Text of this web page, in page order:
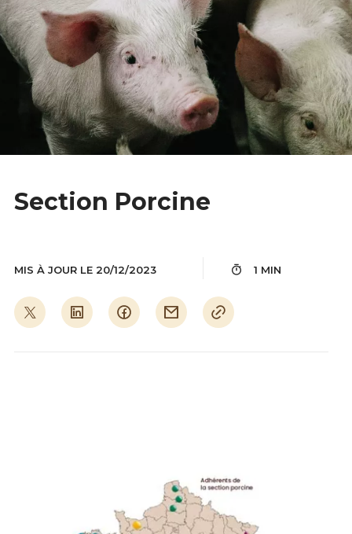
Section Porcine
MIS À JOUR LE 20/12/2023 1 MIN